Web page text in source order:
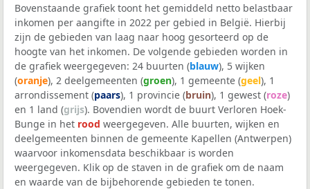
Bovenstaande grafiek toont het gemiddeld netto belastbaar
inkomen per aangifte in 2022 per gebied in België. Hierbij
zijn de gebieden van laag naar hoog gesorteerd op de
hoogte van het inkomen. De volgende gebieden worden in
de grafiek weergegeven: 24 buurten (blauw), 5 wijken
(oranje), 2 deelgemeenten (groen), 1 gemeente (geel), 1
arrondissement (paars), 1 provincie (bruin), 1 gewest (roze)
en 1 land (grijs). Bovendien wordt de buurt Verloren Hoek-
Bunge in het rood weergegeven. Alle buurten, wijken en
deelgemeenten binnen de gemeente Kapellen (Antwerpen)
waarvoor inkomensdata beschikbaar is worden
weergegeven. Klik op de staven in de grafiek om de naam
en waarde van de bijbehorende gebieden te tonen.